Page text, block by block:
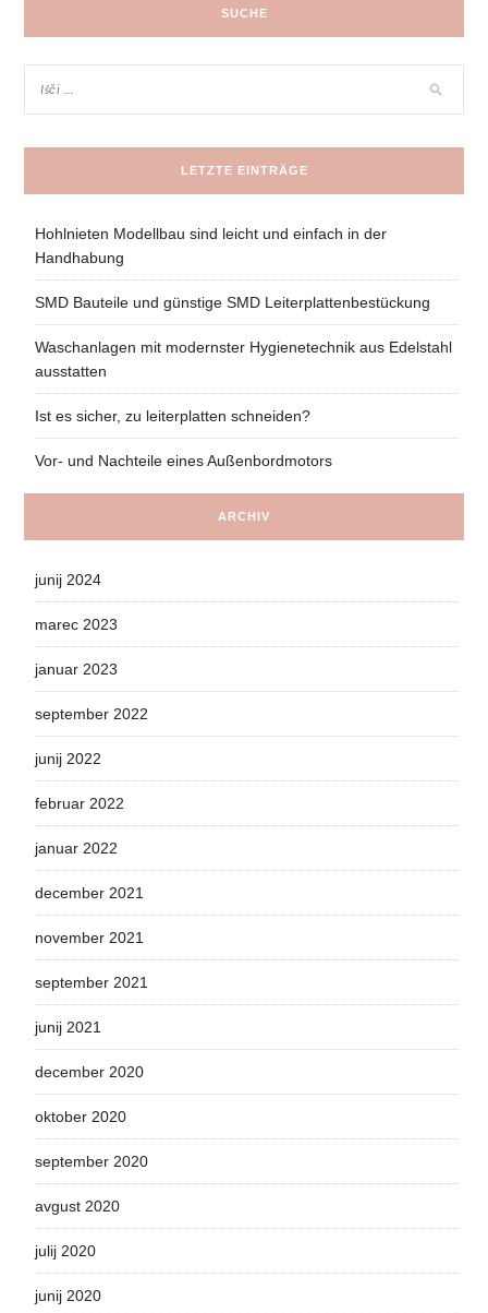
SUCHE
LETZTE EINTRÄGE
Hohlnieten Modellbau sind leicht und einfach in der
Handhabung
SMD Bauteile und günstige SMD Leiterplattenbestückung
Waschanlagen mit modernster Hygienetechnik aus Edelstahl
ausstatten
Ist es sicher, zu leiterplatten schneiden?
Vor- und Nachteile eines Außenbordmotors
ARCHIV
junij 2024
marec 2023
januar 2023
september 2022
junij 2022
februar 2022
januar 2022
december 2021
november 2021
september 2021
junij 2021
december 2020
oktober 2020
september 2020
avgust 2020
julij 2020
junij 2020